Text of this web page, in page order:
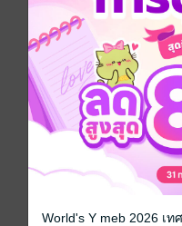
World's Y meb 2026 เ